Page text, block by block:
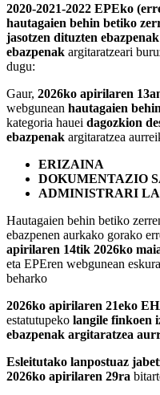
2020-2021-2022 EPEko
hautagaien behin betiko
jasotzen dituzten
ebazpenak argitaratzeari
dugu:
Gaur, 2026ko apirilaren
webgunean hautagaien
kategoria hauei dagozkion
ebazpenak argitaratzea
ERIZAINA
DOKUMENTAZIO
ADMINISTRARI
Hautagaien behin betiko
ebazpenen aurkako gorako
apirilaren 14tik 2026ko
eta EPEren webgunean
beharko
2026ko apirilaren 21eko
estatutupeko langile finkoen
ebazpenak argitaratzea
Esleitutako lanpostuaz
2026ko apirilaren 29ra